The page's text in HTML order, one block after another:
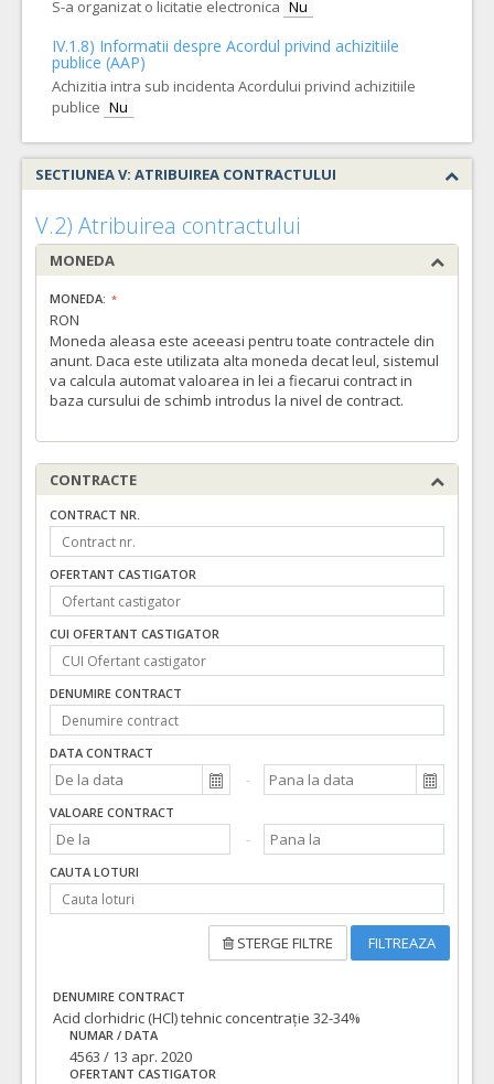
S-a organizat o licitatie electronica Nu
IV.1.8) Informatii despre Acordul privind achizitiile
publice (AAP)
Achizitia intra sub incidenta Acordului privind achizitiile
publice Nu
SECTIUNEA V: ATRIBUIREA CONTRACTULUI
V.2) Atribuirea contractului
MONEDA
MONEDA:
RON
Moneda aleasa este aceeasi pentru toate contractele din
anunt. Daca este utilizata alta moneda decat leul, sistemul
va calcula automat valoarea in lei a fiecarui contract in
baza cursului de schimb introdus la nivel de contract.
CONTRACTE
CONTRACT NR.
OFERTANT CASTIGATOR
CUI OFERTANT CASTIGATOR
DENUMIRE CONTRACT
DATA CONTRACT
VALOARE CONTRACT
CAUTA LOTURI
STERGE FILTRE FILTREAZA
DENUMIRE CONTRACT
Acid clorhidric (HCl) tehnic concentrație 32-34%
NUMAR / DATA
4563 / 13 apr. 2020
OFERTANT CASTIGATOR